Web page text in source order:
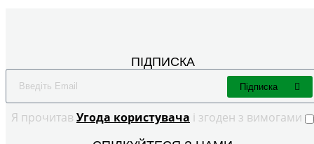
ПІДПИСКА
Я прочитав Угода користувача і згоден з вимогами
Підписка